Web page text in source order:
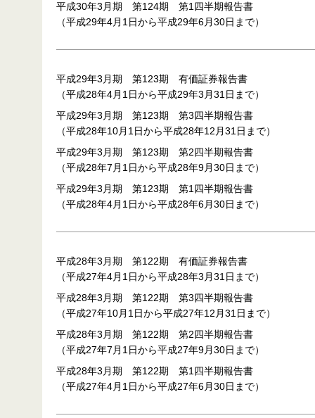
平成30年3月期 第124期 第1四半期報告書
（平成29年4月1日から平成29年6月30日まで）
平成29年3月期 第123期 有価証券報告書
（平成28年4月1日から平成29年3月31日まで）
平成29年3月期 第123期 第3四半期報告書
（平成28年10月1日から平成28年12月31日まで）
平成29年3月期 第123期 第2四半期報告書
（平成28年7月1日から平成28年9月30日まで）
平成29年3月期 第123期 第1四半期報告書
（平成28年4月1日から平成28年6月30日まで）
平成28年3月期 第122期 有価証券報告書
（平成27年4月1日から平成28年3月31日まで）
平成28年3月期 第122期 第3四半期報告書
（平成27年10月1日から平成27年12月31日まで）
平成28年3月期 第122期 第2四半期報告書
（平成27年7月1日から平成27年9月30日まで）
平成28年3月期 第122期 第1四半期報告書
（平成27年4月1日から平成27年6月30日まで）